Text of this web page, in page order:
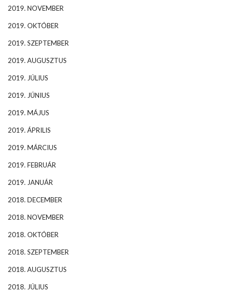
2019. NOVEMBER
2019. OKTÓBER
2019. SZEPTEMBER
2019. AUGUSZTUS
2019. JÚLIUS
2019. JÚNIUS
2019. MÁJUS
2019. ÁPRILIS
2019. MÁRCIUS
2019. FEBRUÁR
2019. JANUÁR
2018. DECEMBER
2018. NOVEMBER
2018. OKTÓBER
2018. SZEPTEMBER
2018. AUGUSZTUS
2018. JÚLIUS